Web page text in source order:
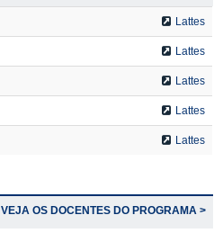
Lattes
Lattes
Lattes
Lattes
Lattes
VEJA OS DOCENTES DO PROGRAMA >